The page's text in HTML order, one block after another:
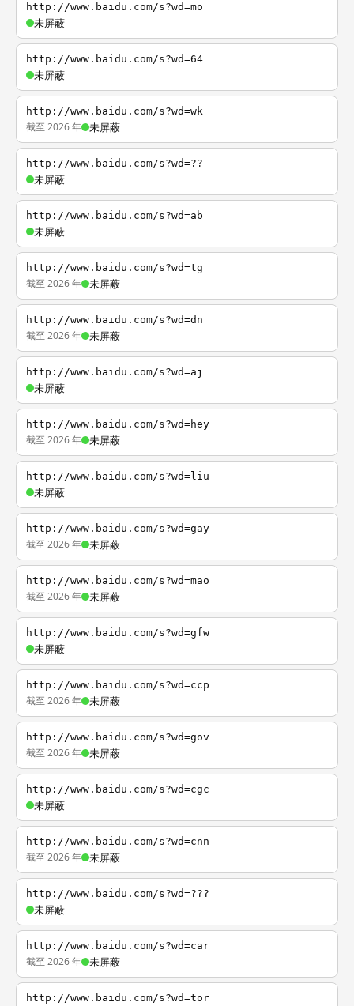
http://www.baidu.com/s?wd=mo
未屏蔽
http://www.baidu.com/s?wd=64
未屏蔽
http://www.baidu.com/s?wd=wk
截至 2026 年 未屏蔽
http://www.baidu.com/s?wd=??
未屏蔽
http://www.baidu.com/s?wd=ab
未屏蔽
http://www.baidu.com/s?wd=tg
截至 2026 年 未屏蔽
http://www.baidu.com/s?wd=dn
截至 2026 年 未屏蔽
http://www.baidu.com/s?wd=aj
未屏蔽
http://www.baidu.com/s?wd=hey
截至 2026 年 未屏蔽
http://www.baidu.com/s?wd=liu
未屏蔽
http://www.baidu.com/s?wd=gay
截至 2026 年 未屏蔽
http://www.baidu.com/s?wd=mao
截至 2026 年 未屏蔽
http://www.baidu.com/s?wd=gfw
未屏蔽
http://www.baidu.com/s?wd=ccp
截至 2026 年 未屏蔽
http://www.baidu.com/s?wd=gov
截至 2026 年 未屏蔽
http://www.baidu.com/s?wd=cgc
未屏蔽
http://www.baidu.com/s?wd=cnn
截至 2026 年 未屏蔽
http://www.baidu.com/s?wd=???
未屏蔽
http://www.baidu.com/s?wd=car
截至 2026 年 未屏蔽
http://www.baidu.com/s?wd=tor